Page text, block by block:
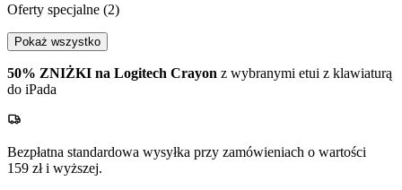
Oferty specjalne (2)
Pokaż wszystko
50% ZNIŻKI na Logitech Crayon z wybranymi etui z klawiaturą
do iPada
Bezpłatna standardowa wysyłka przy zamówieniach o wartości
159 zł i wyższej.